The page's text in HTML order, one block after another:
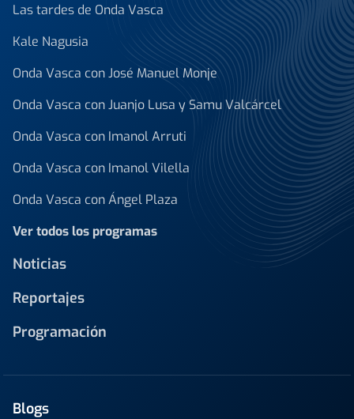
Las tardes de Onda Vasca
Kale Nagusia
Onda Vasca con José Manuel Monje
Onda Vasca con Juanjo Lusa y Samu Valcárcel
Onda Vasca con Imanol Arruti
Onda Vasca con Imanol Vilella
Onda Vasca con Ángel Plaza
Ver todos los programas
Noticias
Reportajes
Programación
Blogs